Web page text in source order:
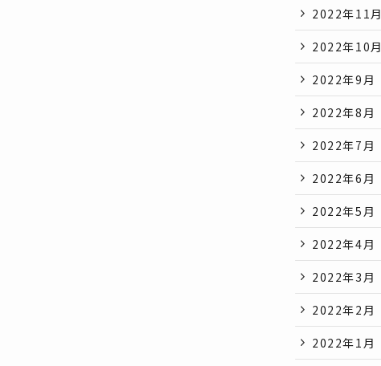
2022年11月
2022年10月
2022年9月
2022年8月
2022年7月
2022年6月
2022年5月
2022年4月
2022年3月
2022年2月
2022年1月